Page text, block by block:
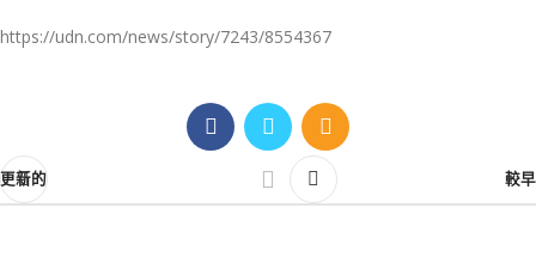
https://udn.com/news/story/7243/8554367
更新的 較早